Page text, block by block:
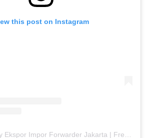
this post on Instagram